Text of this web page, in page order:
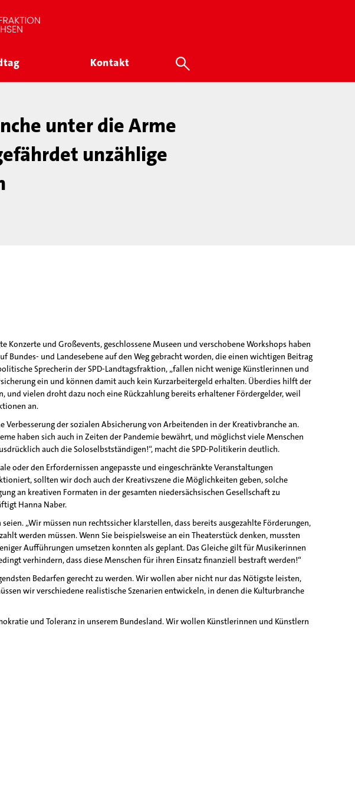
Kontakt
unter die Arme
unzählige
und Großevents, geschlossene Museen und verschobene Workshops haben
und Landesebene auf den Weg gebracht worden, die einen wichtigen Beitrag
Sprecherin der SPD-Landtagsfraktion, „fallen nicht wenige Künstlerinnen und
ein und können damit auch kein Kurzarbeitergeld erhalten. Überdies hilft der
vielen droht dazu noch eine Rückzahlung bereits erhaltener Fördergelder, weil
an.
der sozialen Absicherung von Arbeitenden in der Kreativbranche an.
haben sich auch in Zeiten der Pandemie bewährt, und möglichst viele Menschen
auch die Soloselbstständigen!“, macht die SPD-Politikerin deutlich.
oder den Erfordernissen angepasste und eingeschränkte Veranstaltungen
sollten wir doch auch der Kreativszene die Möglichkeiten geben, solche
an kreativen Formaten in der gesamten niedersächsischen Gesellschaft zu
Hanna Naber.
„Wir müssen nun rechtssicher klarstellen, dass bereits ausgezahlte Förderungen,
werden müssen. Wenn Sie beispielsweise an ein Theaterstück denken, mussten
Aufführungen umsetzen konnten als geplant. Das Gleiche gilt für Musikerinnen
verhindern, dass diese Menschen für ihren Einsatz finanziell bestraft werden!“
Bedarfen gerecht zu werden. Wir wollen aber nicht nur das Nötigste leisten,
wir verschiedene realistische Szenarien entwickeln, in denen die Kulturbranche
und Toleranz in unserem Bundesland. Wir wollen Künstlerinnen und Künstlern